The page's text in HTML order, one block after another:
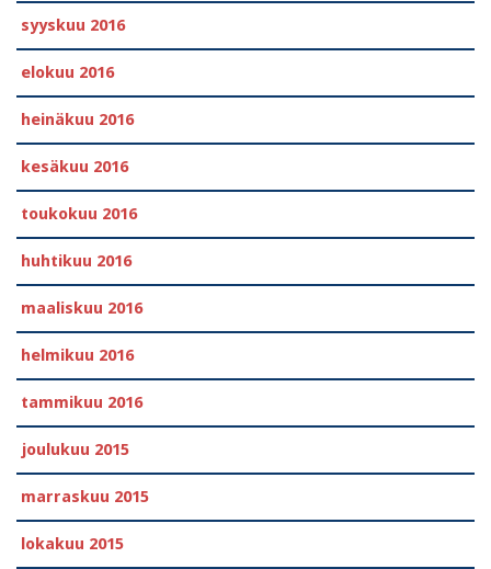
syyskuu 2016
elokuu 2016
heinäkuu 2016
kesäkuu 2016
toukokuu 2016
huhtikuu 2016
maaliskuu 2016
helmikuu 2016
tammikuu 2016
joulukuu 2015
marraskuu 2015
lokakuu 2015